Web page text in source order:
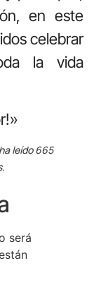
en este
celebrar
la vida
leído 665
será